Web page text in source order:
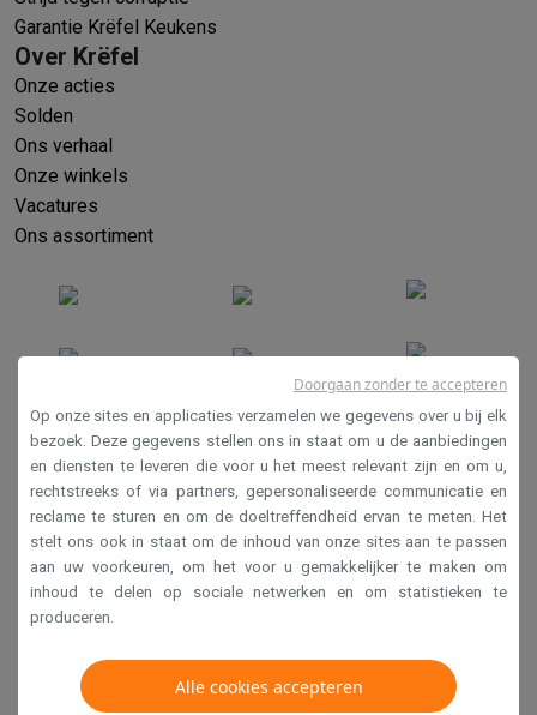
Garantie Krëfel Keukens
Over Krëfel
Onze acties
Solden
Ons verhaal
Onze winkels
Vacatures
Ons assortiment
Verkoopsvoorwaarden
Privacy
Disclaimer
Cookies
Krëfel NV - Steenstraat 44 - Industriezone 4 "T Sas",
1851 Humbeek, België
Op onze sites en applicaties verzamelen we gegevens over u bij elk
bezoek. Deze gegevens stellen ons in staat om u de aanbiedingen
en diensten te leveren die voor u het meest relevant zijn en om u,
rechtstreeks of via partners, gepersonaliseerde communicatie en
reclame te sturen en om de doeltreffendheid ervan te meten. Het
stelt ons ook in staat om de inhoud van onze sites aan te passen
aan uw voorkeuren, om het voor u gemakkelijker te maken om
inhoud te delen op sociale netwerken en om statistieken te
produceren.
Alle cookies accepteren
Doorgaan zonder te accepteren